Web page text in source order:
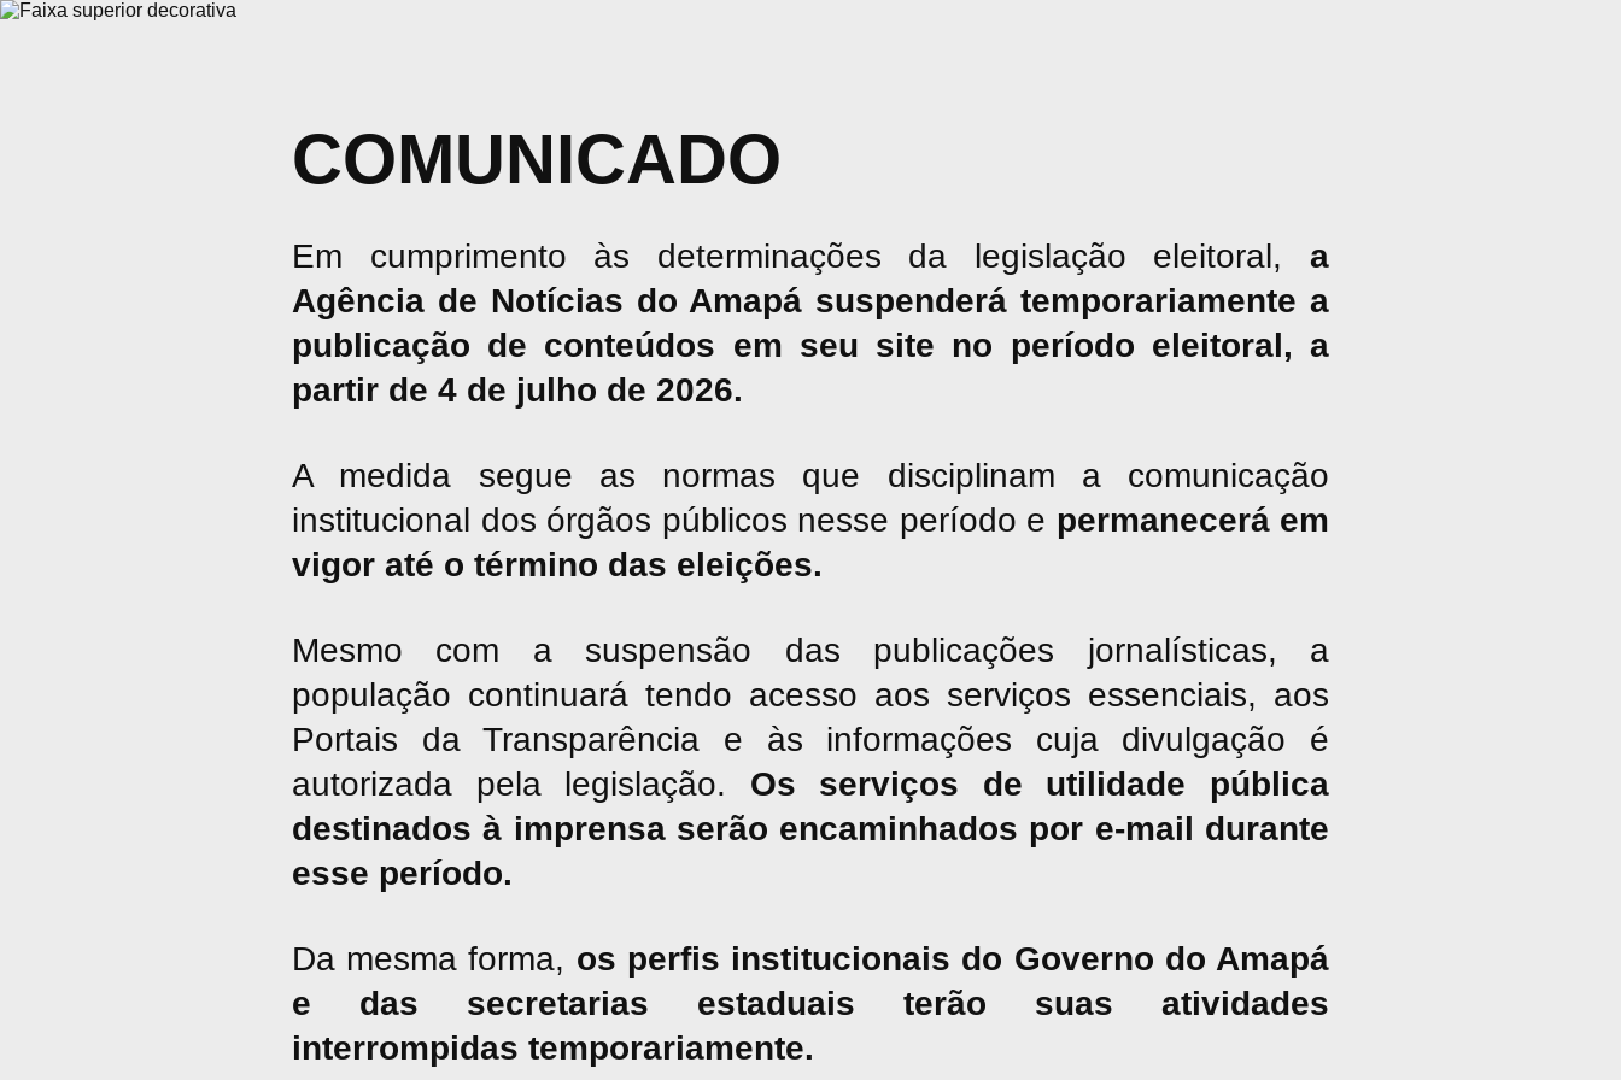
COMUNICADO
Em cumprimento às determinações da legislação eleitoral, a
Agência de Notícias do Amapá suspenderá temporariamente a
publicação de conteúdos em seu site no período eleitoral, a
partir de 4 de julho de 2026.
A medida segue as normas que disciplinam a comunicação
institucional dos órgãos públicos nesse período e permanecerá em
vigor até o término das eleições.
Mesmo com a suspensão das publicações jornalísticas, a
população continuará tendo acesso aos serviços essenciais, aos
Portais da Transparência e às informações cuja divulgação é
autorizada pela legislação. Os serviços de utilidade pública
destinados à imprensa serão encaminhados por e-mail durante
esse período.
Da mesma forma, os perfis institucionais do Governo do Amapá
e das secretarias estaduais terão suas atividades
interrompidas temporariamente.